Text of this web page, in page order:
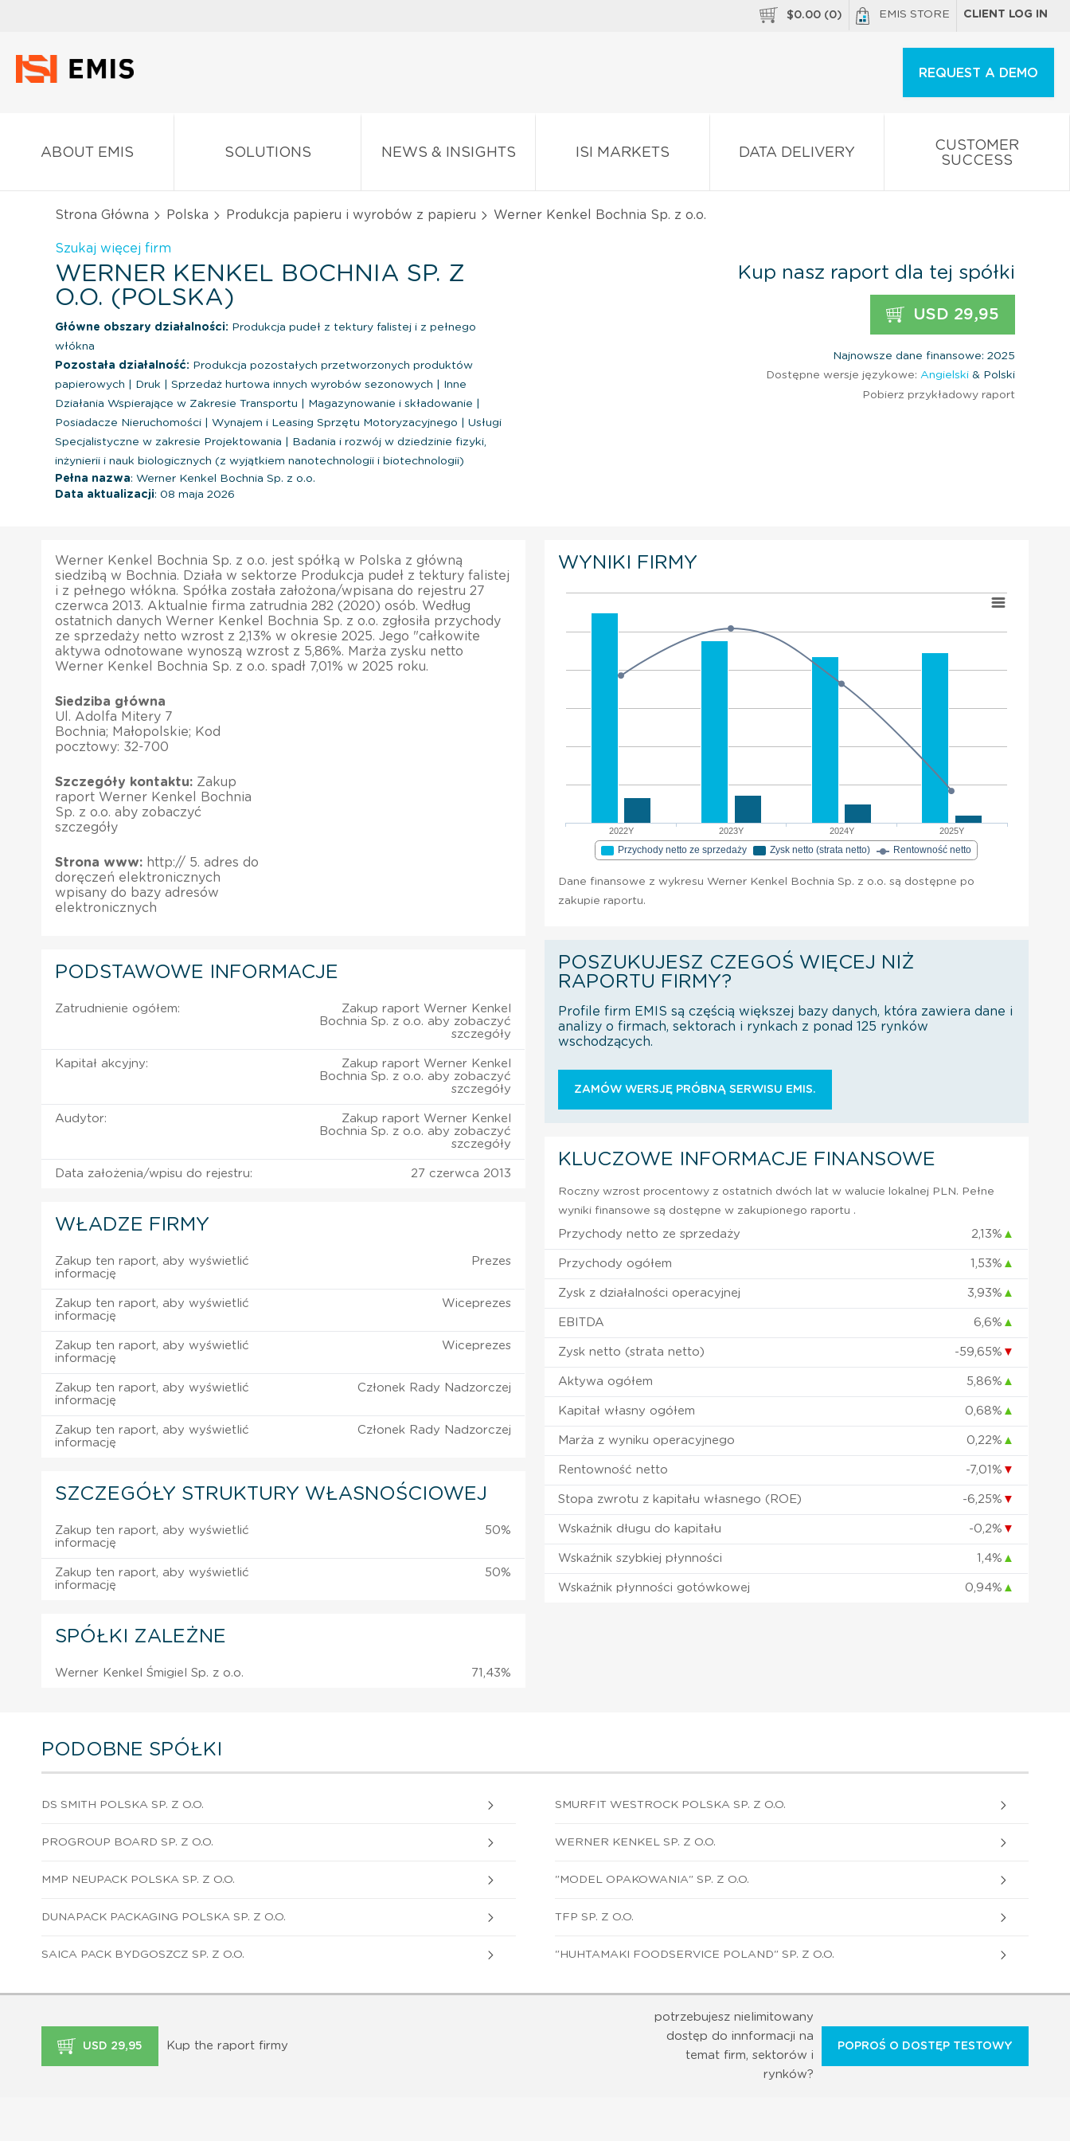
$0.00 (0) EMIS STORE CLIENT LOG IN
REQUEST A DEMO
ABOUT EMIS SOLUTIONS NEWS & INSIGHTS ISI MARKETS DATA DELIVERY
CUSTOMER
SUCCESS
Strona Główna Polska Produkcja papieru i wyrobów z papieru Werner Kenkel Bochnia Sp. z o.o.
Szukaj więcej firm
WERNER KENKEL BOCHNIA SP. Z
O.O. (POLSKA)
Główne obszary działalności: Produkcja pudeł z tektury falistej i z pełnego
włókna
Pozostała działalność: Produkcja pozostałych przetworzonych produktów
papierowych
Druk Sprzedaż hurtowa innych wyrobów sezonowych
Inne
Działania Wspierające w Zakresie Transportu
Magazynowanie i składowanie
Posiadacze Nieruchomości
Wynajem i Leasing Sprzętu Motoryzacyjnego
Usługi
Specjalistyczne w zakresie Projektowania
Badania i rozwój w dziedzinie fizyki,
inżynierii i nauk biologicznych (z wyjątkiem nanotechnologii i biotechnologii)
Pełna nazwa: Werner Kenkel Bochnia Sp. z o.o.
Data aktualizacji: 08 maja 2026
Kup nasz raport dla tej spółki
USD 29,95
Najnowsze dane finansowe: 2025
Dostępne wersje językowe: Angielski & Polski
Pobierz przykładowy raport
Werner Kenkel Bochnia Sp. z o.o. jest spółką w Polska z główną
siedzibą w Bochnia. Działa w sektorze Produkcja pudeł z tektury falistej
i z pełnego włókna. Spółka została założona/wpisana do rejestru 27
czerwca 2013. Aktualnie firma zatrudnia 282 (2020) osób. Według
ostatnich danych Werner Kenkel Bochnia Sp. z o.o. zgłosiła przychody
ze sprzedaży netto wzrost z 2,13% w okresie 2025. Jego "całkowite
aktywa odnotowane wynoszą wzrost z 5,86%. Marża zysku netto
Werner Kenkel Bochnia Sp. z o.o. spadł 7,01% w 2025 roku.
Siedziba główna
Ul. Adolfa Mitery 7
Bochnia; Małopolskie; Kod
pocztowy: 32-700
Szczegóły kontaktu: Zakup
raport Werner Kenkel Bochnia
Sp. z o.o. aby zobaczyć
szczegóły
Strona www: http://­­­­­­ 5. adres do
doręczeń elektronicznych
wpisany do bazy adresów
elektronicznych ­­­­­­
PODSTAWOWE INFORMACJE
Zatrudnienie ogółem:
Zakup raport Werner Kenkel
Bochnia Sp. z o.o. aby zobaczyć
szczegóły
Kapitał akcyjny:
Zakup raport Werner Kenkel
Bochnia Sp. z o.o. aby zobaczyć
szczegóły
Audytor:
Zakup raport Werner Kenkel
Bochnia Sp. z o.o. aby zobaczyć
szczegóły
Data założenia/wpisu do rejestru: 27 czerwca 2013
WŁADZE FIRMY
Zakup ten raport, aby wyświetlić
informację
Prezes
Zakup ten raport, aby wyświetlić
informację
Wiceprezes
Zakup ten raport, aby wyświetlić
informację
Wiceprezes
Zakup ten raport, aby wyświetlić
informację
Członek Rady Nadzorczej
Zakup ten raport, aby wyświetlić
informację
Członek Rady Nadzorczej
SZCZEGÓŁY STRUKTURY WŁASNOŚCIOWEJ
Zakup ten raport, aby wyświetlić
informację
50%
Zakup ten raport, aby wyświetlić
informację
50%
SPÓŁKI ZALEŻNE
Werner Kenkel Śmigiel Sp. z o.o. 71,43%
WYNIKI FIRMY
2022Y 2023Y 2024Y 2025Y
Przychody netto ze sprzedaży Zysk netto (strata netto) Rentowność netto
Dane finansowe z wykresu Werner Kenkel Bochnia Sp. z o.o. są dostępne po
zakupie raportu.
POSZUKUJESZ CZEGOŚ WIĘCEJ NIŻ
RAPORTU FIRMY?
Profile firm EMIS są częścią większej bazy danych, która zawiera dane i
analizy o firmach, sektorach i rynkach z ponad 125 rynków
wschodzących.
ZAMÓW WERSJĘ PRÓBNĄ SERWISU EMIS.
KLUCZOWE INFORMACJE FINANSOWE
Roczny wzrost procentowy z ostatnich dwóch lat w walucie lokalnej PLN. Pełne
wyniki finansowe są dostępne w zakupionego raportu .
Przychody netto ze sprzedaży 2,13% ▲
Przychody ogółem 1,53% ▲
Zysk z działalności operacyjnej 3,93% ▲
EBITDA 6,6% ▲
Zysk netto (strata netto) -59,65% ▼
Aktywa ogółem 5,86% ▲
Kapitał własny ogółem 0,68% ▲
Marża z wyniku operacyjnego 0,22% ▲
Rentowność netto -7,01% ▼
Stopa zwrotu z kapitału własnego (ROE) -6,25% ▼
Wskaźnik długu do kapitału -0,2% ▼
Wskaźnik szybkiej płynności 1,4% ▲
Wskaźnik płynności gotówkowej 0,94% ▲
PODOBNE SPÓŁKI
DS SMITH POLSKA SP. Z O.O. SMURFIT WESTROCK POLSKA SP. Z O.O.
PROGROUP BOARD SP. Z O.O. WERNER KENKEL SP. Z O.O.
MMP NEUPACK POLSKA SP. Z O.O. "MODEL OPAKOWANIA" SP. Z O.O.
DUNAPACK PACKAGING POLSKA SP. Z O.O. TFP SP. Z O.O.
SAICA PACK BYDGOSZCZ SP. Z O.O. "HUHTAMAKI FOODSERVICE POLAND" SP. Z O.O.
USD 29,95 Kup the raport firmy
potrzebujesz nielimitowany
dostęp do innformacji na
temat firm, sektorów i
rynków?
POPROŚ O DOSTĘP TESTOWY